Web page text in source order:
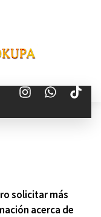
solicitar más
acerca de